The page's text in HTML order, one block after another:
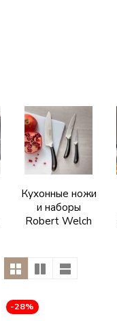
Кухонные ножи
и наборы
Robert Welch
-28%